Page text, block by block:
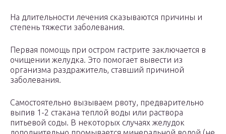
На длительности лечения сказываются причины и
степень тяжести заболевания.
Первая помощь при остром гастрите заключается в
очищении желудка. Это помогает вывести из
организма раздражитель, ставший причиной
заболевания.
Самостоятельно вызываем рвоту, предварительно
выпив 1-2 стакана теплой воды или раствора
питьевой соды. В некоторых случаях желудок